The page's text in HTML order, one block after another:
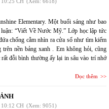
Elementary. Một buổi sáng như bao
“Viết Về Nước Mỹ.” Lớp học lập tức
chống cằm nhìn ra cửa sổ như tìm kiếm
nền bảng xanh . Em không hỏi, cũng
đỗi bình thường ấy lại in sâu vào trí nhớ
Đọc thêm
10:12 CH (Xem: 9051)